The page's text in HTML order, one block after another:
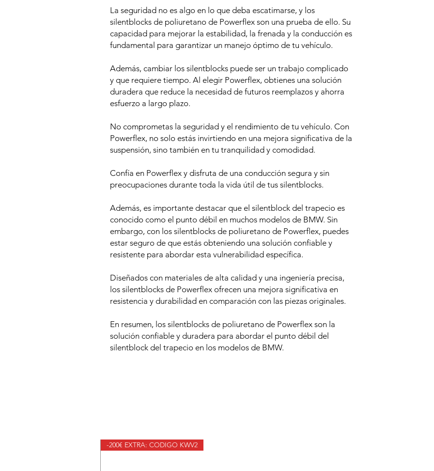
La seguridad no es algo en lo que deba escatimarse, y los
silentblocks de poliuretano de Powerflex son una prueba de ello. Su
capacidad para mejorar la estabilidad, la frenada y la conducción es
fundamental para garantizar un manejo óptimo de tu vehículo.
Además, cambiar los silentblocks puede ser un trabajo complicado
y que requiere tiempo. Al elegir Powerflex, obtienes una solución
duradera que reduce la necesidad de futuros reemplazos y ahorra
esfuerzo a largo plazo.
No comprometas la seguridad y el rendimiento de tu vehículo. Con
Powerflex, no solo estás invirtiendo en una mejora significativa de la
suspensión, sino también en tu tranquilidad y comodidad.
Confía en Powerflex y disfruta de una conducción segura y sin
preocupaciones durante toda la vida útil de tus silentblocks.
Además, es importante destacar que el silentblock del trapecio es
conocido como el punto débil en muchos modelos de BMW. Sin
embargo, con los silentblocks de poliuretano de Powerflex, puedes
estar seguro de que estás obteniendo una solución confiable y
resistente para abordar esta vulnerabilidad específica.
Diseñados con materiales de alta calidad y una ingeniería precisa,
los silentblocks de Powerflex ofrecen una mejora significativa en
resistencia y durabilidad en comparación con las piezas originales.
En resumen, los silentblocks de poliuretano de Powerflex son la
solución confiable y duradera para abordar el punto débil del
silentblock del trapecio en los modelos de BMW.
-200€ EXTRA: CODIGO KWV2